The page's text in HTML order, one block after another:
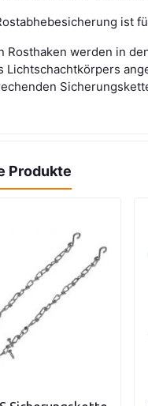
ist
Rosthaken werden in
Lichtschachtkörpers
Produkte
den Warenkorb